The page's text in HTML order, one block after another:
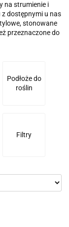
na strumienie i
z dostępnymi u nas
stonowane
przeznaczone do
Podłoże do
roślin
Filtry